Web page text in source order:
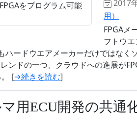
2017
用）
FPGAメ
フトウエ
ハードウエアメーカーだけではなく
ンドの一つ、クラウドへの進展が
[→続きを読む]
用ECU開発の共通